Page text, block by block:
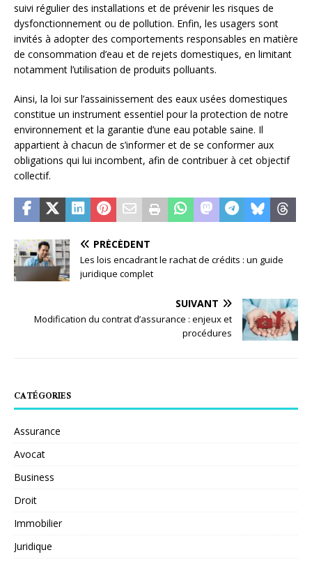
suivi régulier des installations et de prévenir les risques de
dysfonctionnement ou de pollution. Enfin, les usagers sont
invités à adopter des comportements responsables en matière
de consommation d’eau et de rejets domestiques, en limitant
notamment l’utilisation de produits polluants.
Ainsi, la loi sur l’assainissement des eaux usées domestiques
constitue un instrument essentiel pour la protection de notre
environnement et la garantie d’une eau potable saine. Il
appartient à chacun de s’informer et de se conformer aux
obligations qui lui incombent, afin de contribuer à cet objectif
collectif.
PRÉCÉDENT
Les lois encadrant le rachat de crédits : un guide
juridique complet
SUIVANT
Modification du contrat d’assurance : enjeux et
procédures
CATÉGORIES
Assurance
Avocat
Business
Droit
Immobilier
Juridique